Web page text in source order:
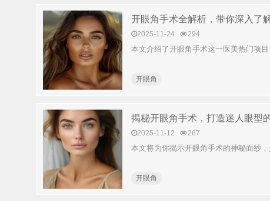
开眼角手术全解析，带你深入了
2025-11-24 294
本文介绍了开眼角手术这一医美热门项
开眼角​
揭秘开眼角手术，打造迷人眼型
2025-11-12 267
本文将为你揭示开眼角手术的神秘面纱
开眼角​